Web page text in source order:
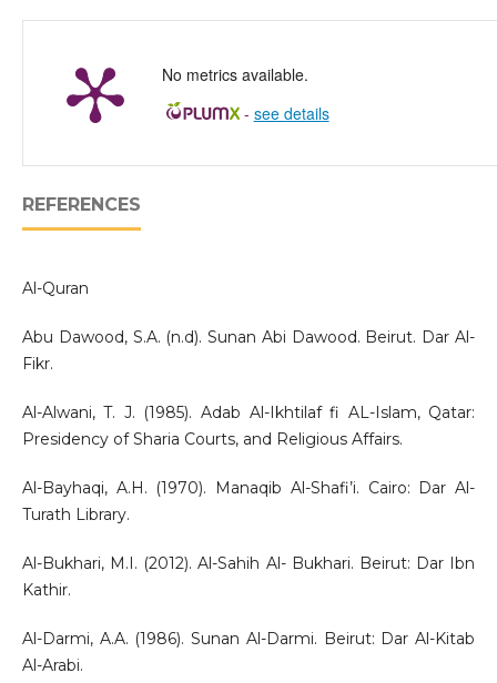
No metrics available.
- see details
REFERENCES
Al-Quran
Abu Dawood, S.A. (n.d). Sunan Abi Dawood. Beirut. Dar Al-
Fikr.
Al-Alwani, T. J. (1985). Adab Al-Ikhtilaf fi AL-Islam, Qatar:
Presidency of Sharia Courts, and Religious Affairs.
Al-Bayhaqi, A.H. (1970). Manaqib Al-Shafi’i. Cairo: Dar Al-
Turath Library.
Al-Bukhari, M.I. (2012). Al-Sahih Al- Bukhari. Beirut: Dar Ibn
Kathir.
Al-Darmi, A.A. (1986). Sunan Al-Darmi. Beirut: Dar Al-Kitab
Al-Arabi.